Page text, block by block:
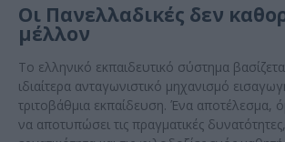
Οι Πανελλαδικές δεν
μέλλον
Το ελληνικό εκπαιδευτικό σύστημα
ιδιαίτερα ανταγωνιστικό μηχανισμό
τριτοβάθμια εκπαίδευση. Ένα αποτέλεσμα,
να αποτυπώσει τις πραγματικές